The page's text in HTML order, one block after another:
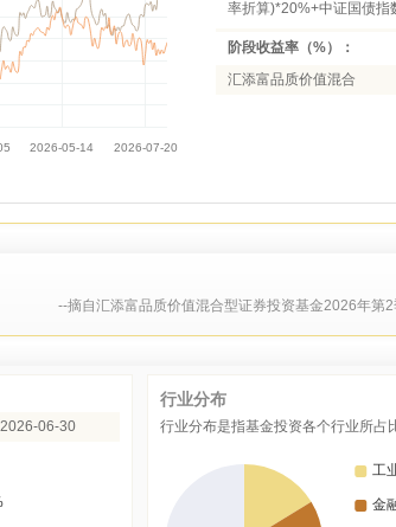
率折算)*20%+中证国债指
阶段收益率（%）：
汇添富品质价值混合
--摘自汇添富品质价值混合型证券投资基金2026年第
2026-06-30
行业分布
行业分布是指基金投资各个行业所占